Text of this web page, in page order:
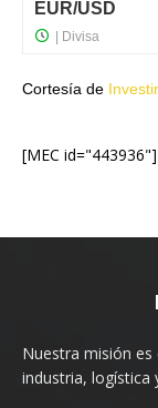
Cortesía de
[MEC id="443936"]
Nuestra misión
industria, logística